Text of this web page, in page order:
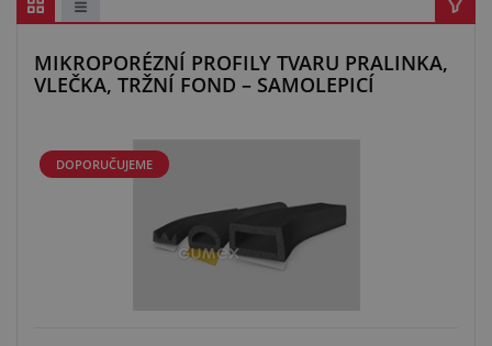
O nás a kariéra
MIKROPORÉZNÍ PROFILY TVARU PRALINKA,
VLEČKA, TRŽNÍ FOND – SAMOLEPICÍ
DOPORUČUJEME